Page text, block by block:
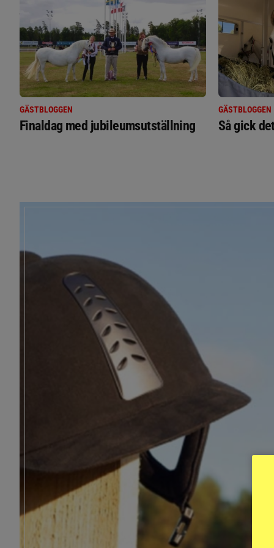
GÄSTBLOGGEN
Finaldag med jubileumsutställning
GÄSTBLOGGEN
Så gick